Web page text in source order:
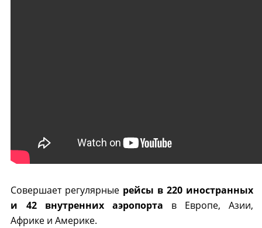
Совершает регулярные рейсы в 220 иностранных
и 42 внутренних аэропорта в Европе, Азии,
Африке и Америке.